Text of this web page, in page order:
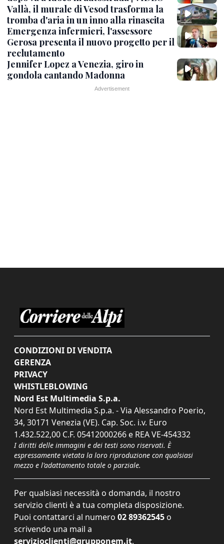
Vallà, il murale di Vesod trasforma la
tromba d'aria in un inno alla rinascita
Emergenza infermieri, l'assessore
Gerosa presenta il nuovo progetto per il
reclutamento
Jennifer Lopez a Venezia, giro in
gondola cantando Madonna
CONDIZIONI DI VENDITA
GERENZA
PRIVACY
WHISTLEBLOWING
Nord Est Multimedia S.p.a.
Nord Est Multimedia S.p.a. - Via Alessandro Poerio,
34, 30171 Venezia (VE). Cap. Soc. i.v. Euro
1.432.522,00 C.F. 05412000266 e REA VE-454332
I diritti delle immagini e dei testi sono riservati. È
espressamente vietata la loro riproduzione con qualsiasi
mezzo e l'adattamento totale o parziale.
Per qualsiasi necessità o domanda, il nostro
servizio clienti è a tua completa disposizione.
Puoi contattarci al numero 02 89362545 o
scrivendo una mail a
servizioclienti@grupponem.it.